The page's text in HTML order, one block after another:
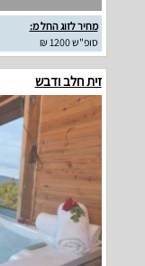
מחיר לזוג החל מ:
סופ"ש 1200 ₪
זית חלב ודבש